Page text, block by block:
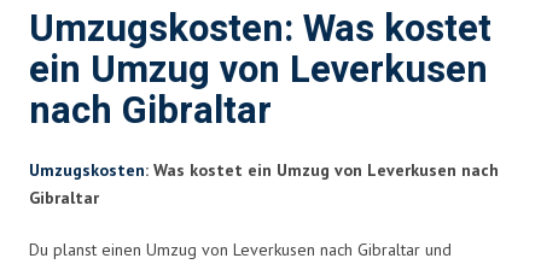
Umzugskosten: Was kostet
ein Umzug von Leverkusen
nach Gibraltar
Umzugskosten: Was kostet ein Umzug von Leverkusen nach
Gibraltar
Du planst einen Umzug von Leverkusen nach Gibraltar und